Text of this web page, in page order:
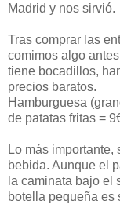
Madrid y nos sirvió.
Tras comprar las
comimos algo
tiene bocadillos,
precios baratos.
Hamburguesa
de patatas fritas =
Lo más
bebida. Aunque el
la caminata bajo el
botella pequeña es